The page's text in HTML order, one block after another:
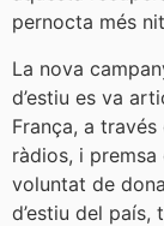
pernocta més
La nova
d’estiu es va
França, a
ràdios, i
voluntat de
d’estiu del